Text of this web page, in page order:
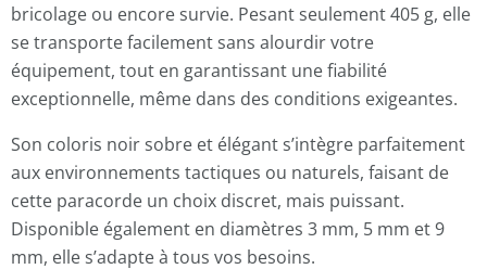
bricolage ou encore survie. Pesant seulement 405 g, elle
se transporte facilement sans alourdir votre
équipement, tout en garantissant une fiabilité
exceptionnelle, même dans des conditions exigeantes.
Son coloris noir sobre et élégant s’intègre parfaitement
aux environnements tactiques ou naturels, faisant de
cette paracorde un choix discret, mais puissant.
Disponible également en diamètres 3 mm, 5 mm et 9
mm, elle s’adapte à tous vos besoins.